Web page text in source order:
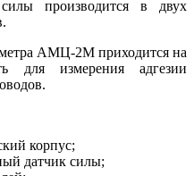
производится в двух
АМЦ-2М приходится на
для измерения адгезии
корпус;
датчик силы;